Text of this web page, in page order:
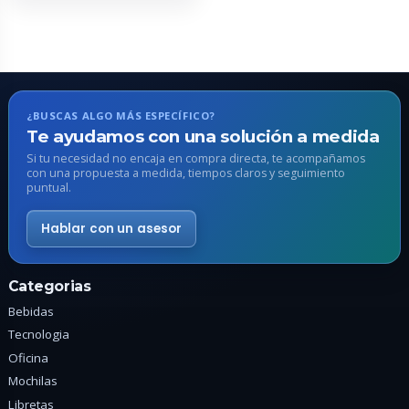
opciones
se
pueden
elegir
en
la
de
producto
¿BUSCAS ALGO MÁS ESPECÍFICO?
Te ayudamos con una solución a medida
Si tu necesidad no encaja en compra directa, te acompañamos
con una propuesta a medida, tiempos claros y seguimiento
puntual.
Hablar con un asesor
Categorias
Bebidas
Tecnologia
Oficina
Mochilas
Libretas